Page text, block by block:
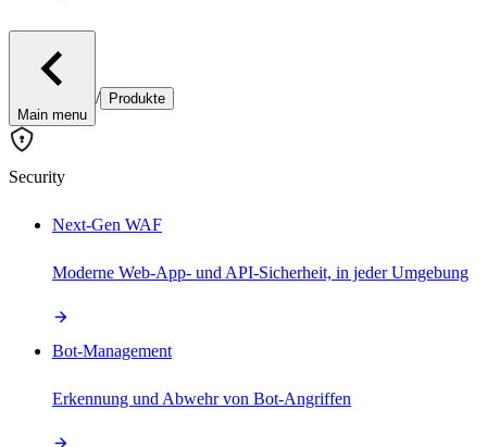
Main menu
/ Produkte
Security
Next-Gen WAF
Moderne Web-App- und API-Sicherheit, in jeder Umgebung
Bot-Management
Erkennung und Abwehr von Bot-Angriffen